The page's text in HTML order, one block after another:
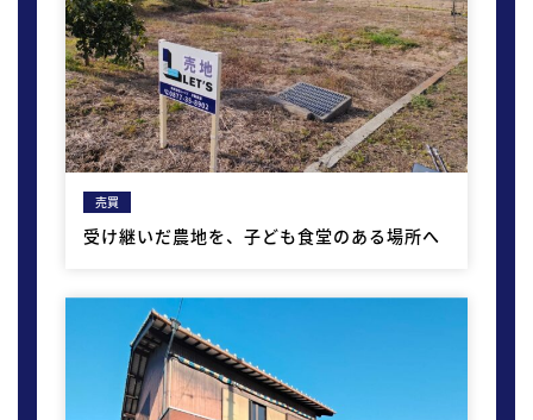
売買
受け継いだ農地を、子ども食堂のある場所へ